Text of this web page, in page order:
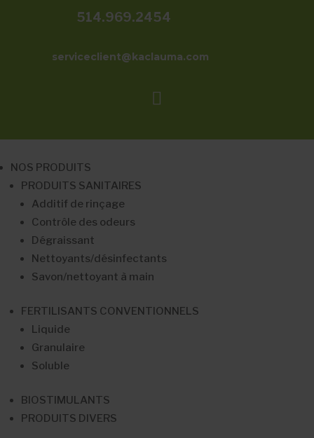
514.969.2454
serviceclient@kaclauma.com

NOS PRODUITS
PRODUITS SANITAIRES
Additif de rinçage
Contrôle des odeurs
Dégraissant
Nettoyants/désinfectants
Savon/nettoyant à main
FERTILISANTS CONVENTIONNELS
Liquide
Granulaire
Soluble
BIOSTIMULANTS
PRODUITS DIVERS